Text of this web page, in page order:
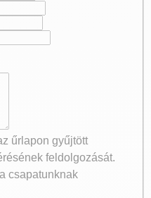
űrlapon gyűjtött
feldolgozását.
csapatunknak